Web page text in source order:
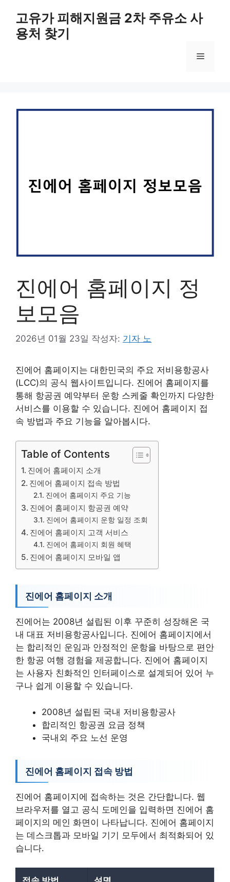
고유가 피해지원금 2차 주유소 사
용처 찾기
메
진에어 홈페이지 정
보모음
2026년 01월 23일 작성자: 기자 노
진에어 홈페이지는 대한민국의 주요 저비용항공사
(LCC)의 공식 웹사이트입니다. 진에어 홈페이지를
통해 항공권 예약부터 운항 스케줄 확인까지 다양한
서비스를 이용할 수 있습니다. 진에어 홈페이지 접
속 방법과 주요 기능을 알아봅시다.
Table of Contents
진에어 홈페이지 소개
진에어 홈페이지 접속 방법
진에어 홈페이지 주요 기능
진에어 홈페이지 항공권 예약
진에어 홈페이지 운항 일정 조회
진에어 홈페이지 고객 서비스
진에어 홈페이지 회원 혜택
진에어 홈페이지 모바일 앱
진에어 홈페이지 소개
진에어는 2008년 설립된 이후 꾸준히 성장해온 국
내 대표 저비용항공사입니다. 진에어 홈페이지에서
는 합리적인 운임과 안정적인 운항을 바탕으로 편안
한 항공 여행 경험을 제공합니다. 진에어 홈페이지
는 사용자 친화적인 인터페이스로 설계되어 있어 누
구나 쉽게 이용할 수 있습니다.
2008년 설립된 국내 저비용항공사
합리적인 항공권 요금 정책
국내외 주요 노선 운영
진에어 홈페이지 접속 방법
진에어 홈페이지에 접속하는 것은 간단합니다. 웹
브라우저를 열고 공식 도메인을 입력하면 진에어 홈
페이지의 메인 화면이 나타납니다. 진에어 홈페이지
는 데스크톱과 모바일 기기 모두에서 최적화되어 있
습니다.